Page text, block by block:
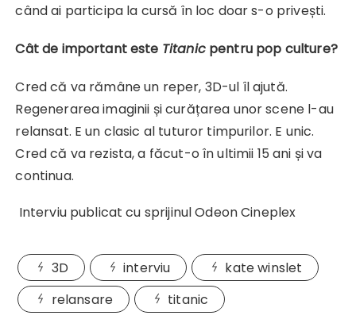
când ai participa la cursă în loc doar s-o privești.
Cât de important este Titanicpentru pop culture?
Cred că va rămâne un reper, 3D-ul îl ajută.
Regenerarea imaginii și curățarea unor scene l-au
relansat. E un clasic al tuturor timpurilor. E unic.
Cred că va rezista, a făcut-o în ultimii 15 ani și va
continua.
Interviu publicat cu sprijinul Odeon Cineplex
3D interviu
kate winslet
relansare
titanic